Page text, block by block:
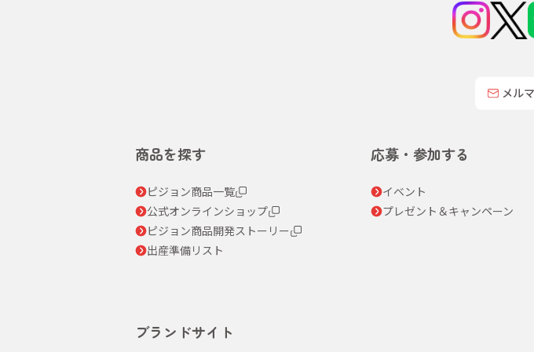
メル
商品を探す
ピジョン商品一覧
公式オンラインショップ
ピジョン商品開発ストーリー
出産準備リスト
応募・参加する
イベント
プレゼント＆キャンペーン
ブランドサイト